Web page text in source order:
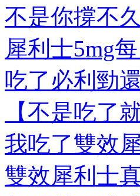
不是你撐不
犀利士5mg
吃了必利勁
【不是吃了
我吃了雙效
雙效犀利士